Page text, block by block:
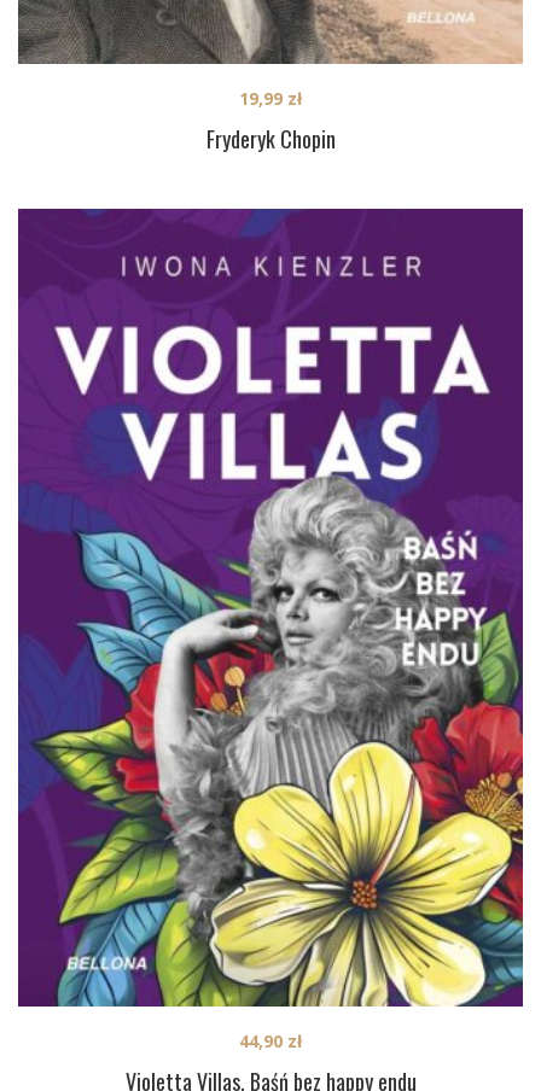
Fryderyk Chopin
19,99 zł
Violetta Villas. Baśń bez happy endu
44,90 zł